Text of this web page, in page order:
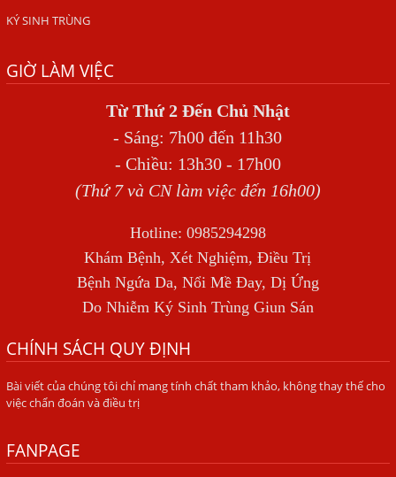
SÁN TRONG NÃO GÂY RA CÁC TRIỆU CHỨNG NHƯ TÂM
Địa Chỉ Điều Trị Bệnh Sán Dây Uy Tín Tại Hà Nội
TỔNG QUAN VỀ NHIỄM GIUN LƯƠN
Đầu Hàng Vì Trị Nhiều Lần Không Khỏi
NHIỄM TRÙNG NÃO DO AMIP, VIÊM MÀNG NÃO DO AMIP
NGUYÊN PHÁT
Trị Bệnh Hôi Miệng Do Nhiễm Ký Sinh Trùng Giun Sán
Có Nên Quá Lo Lắng Khi Bị Ngứa Kéo Dài Do Nhiễm Giun
Đũa Chó Mèo?
Viêm Da Dị Ứng Kéo Dài Tôi Chỉ Mong Tìm Được Nguyên
KÝ SINH TRÙNG
GIỜ LÀM VIỆC
Từ Thứ 2 Đến Chủ Nhật
- Sáng: 7h00 đến 11h30
- Chiều: 13h30 - 17h00
(Thứ 7 và CN làm việc đến 16h00)
Hotline: 0985294298
Khám Bệnh, Xét Nghiệm, Điều Trị
Bệnh Ngứa Da, Nổi Mề Đay, Dị Ứng
Do Nhiễm Ký Sinh Trùng Giun Sán
CHÍNH SÁCH QUY ĐỊNH
Bài viết của chúng tôi chỉ mang tính chất tham khảo, không thay thế cho
việc chẩn đoán và điều trị
FANPAGE